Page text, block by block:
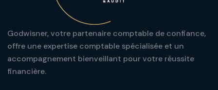
Godwisner, votre partenaire comptable de confiance,
offre une expertise comptable spécialisée et un
accompagnement bienveillant pour votre réussite
financière.